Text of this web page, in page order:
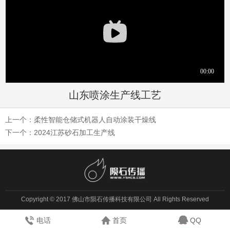
山东喷涂生产线工艺
上一个： 柔性智能仓储式机器人自动涂装干燥线
下一个： 2024江苏砂石加工生产线
Copyright © 2017 佛山市陨石传播科技有限公司 All Rights Reserved
电话 首页 QQ